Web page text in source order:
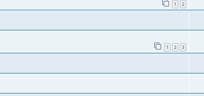
1 2
1 2 3